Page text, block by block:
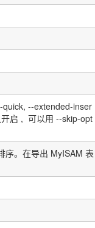
--extended-inser
启 , 可以用 --skip-opt
序。在导出 MyISAM 表